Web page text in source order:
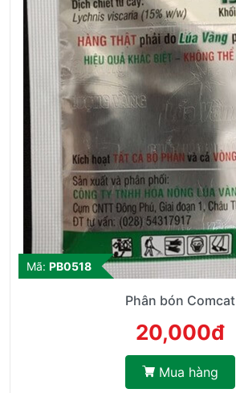
Mã: PB0518
Phân bón Comcat
20,000đ
Mua hàng